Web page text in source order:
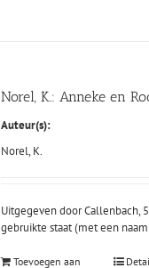
Norel, K.: Anneke en
Auteur(s):
Norel, K.
Uitgegeven door Callenbach,
gebruikte staat (met een
Toevoegen aan